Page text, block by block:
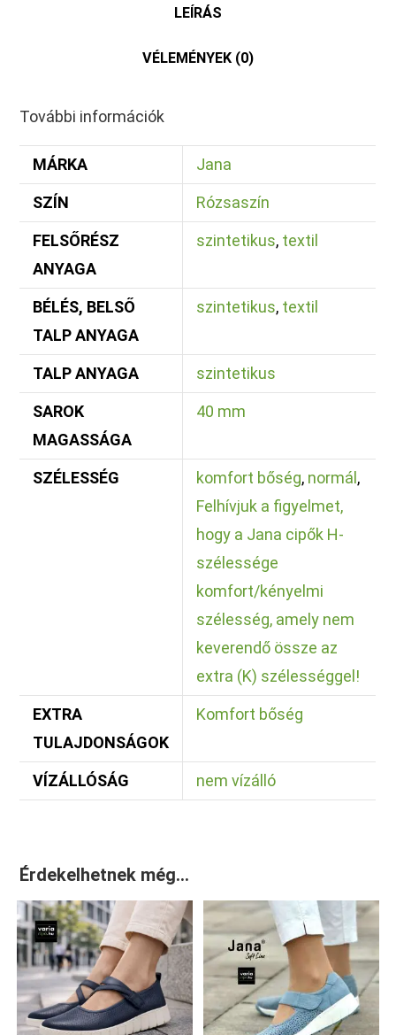
LEÍRÁS
VÉLEMÉNYEK (0)
További információk
MÁRKA Jana
SZÍN Rózsaszín
FELSŐRÉSZ
ANYAGA
szintetikus, textil
BÉLÉS, BELSŐ
TALP ANYAGA
szintetikus, textil
TALP ANYAGA szintetikus
SAROK
MAGASSÁGA
40 mm
SZÉLESSÉG komfort bőség, normál ,
Felhívjuk a figyelmet,
hogy a Jana cipők H-
szélessége
komfort/kényelmi
szélesség, amely nem
keverendő össze az
extra (K) szélességgel!
EXTRA
TULAJDONSÁGOK
Komfort bőség
VÍZÁLLÓSÁG nem vízálló
Érdekelhetnek még…